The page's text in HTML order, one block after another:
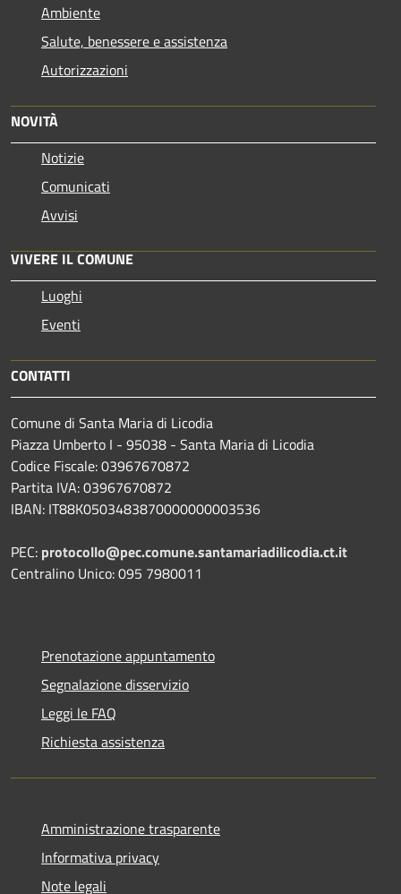
Ambiente
Salute, benessere e assistenza
Autorizzazioni
NOVITÀ
Notizie
Comunicati
Avvisi
VIVERE IL COMUNE
Luoghi
Eventi
CONTATTI
Comune di Santa Maria di Licodia
Piazza Umberto I - 95038 - Santa Maria di Licodia
Codice Fiscale: 03967670872
Partita IVA: 03967670872
IBAN: IT88K0503483870000000003536
PEC: protocollo@pec.comune.santamariadilicodia.ct.it
Centralino Unico: 095 7980011
Prenotazione appuntamento
Segnalazione disservizio
Leggi le FAQ
Richiesta assistenza
Amministrazione trasparente
Informativa privacy
Note legali